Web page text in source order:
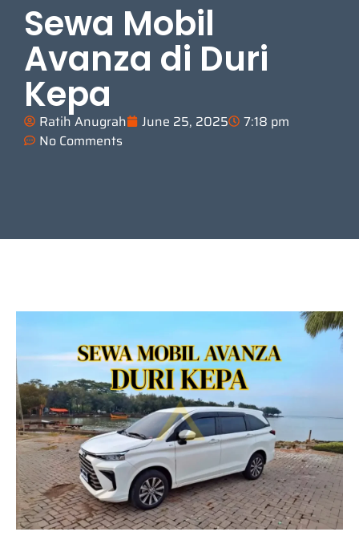
Sewa Mobil
Avanza di Duri
Kepa
Ratih Anugrah June 25, 2025
7:18 pm
No Comments